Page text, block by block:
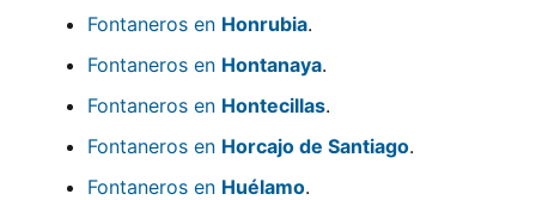
Fontaneros en Honrubia.
Fontaneros en Hontanaya.
Fontaneros en Hontecillas.
Fontaneros en Horcajo de Santiago.
Fontaneros en Huélamo.